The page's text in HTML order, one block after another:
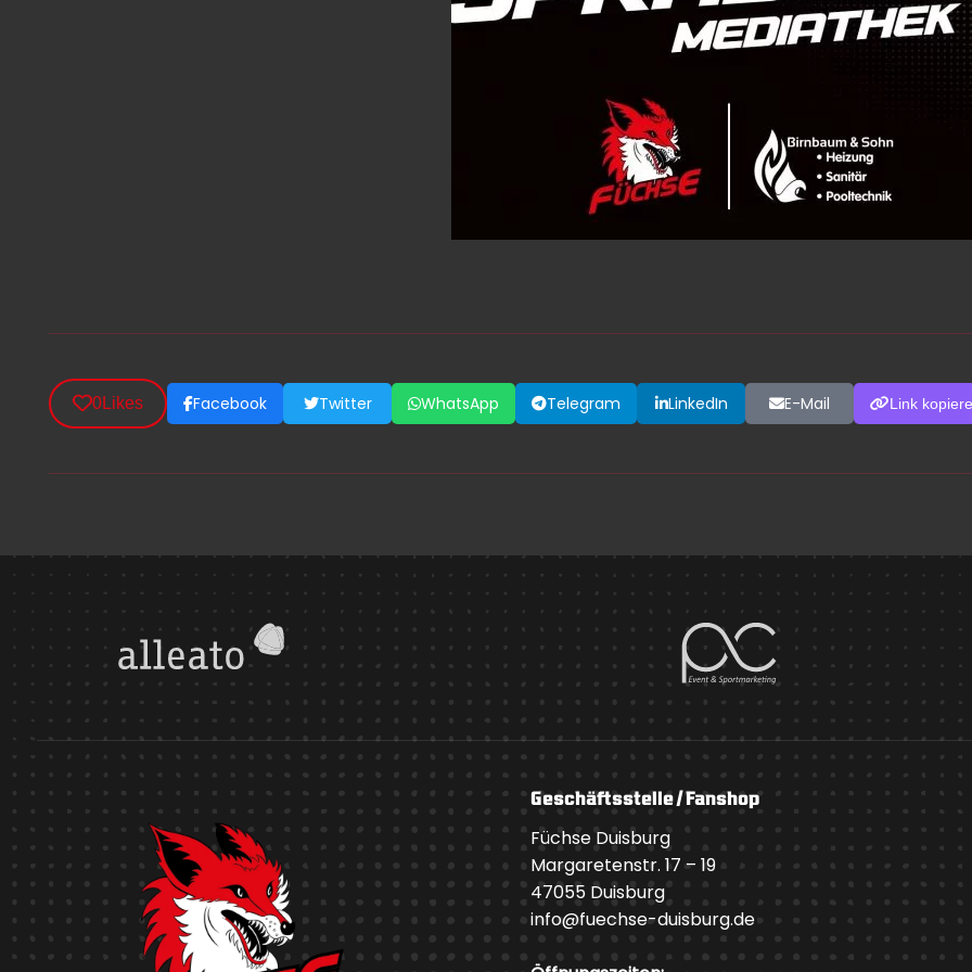
0Likes Facebook Twitter WhatsApp Telegram LinkedIn E-Mail Link
Geschäftsstelle / Fanshop
Füchse Duisburg
Margaretenstr. 17 – 19
47055 Duisburg
info@fuechse-duisburg.de